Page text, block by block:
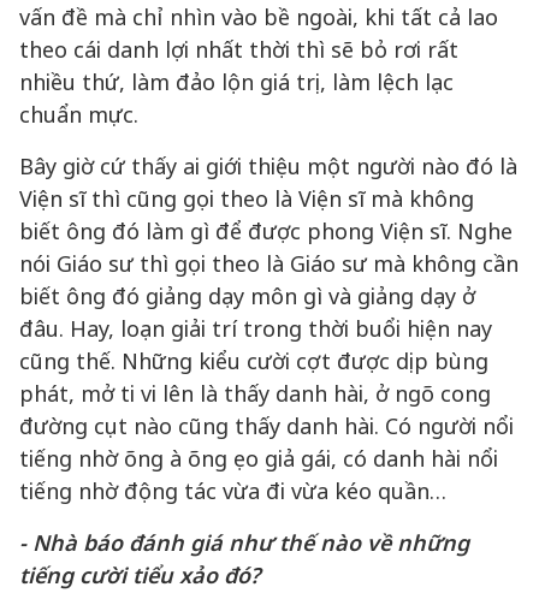
vấn đề mà chỉ nhìn vào bề ngoài, khi tất cả lao
theo cái danh lợi nhất thời thì sẽ bỏ rơi rất
nhiều thứ, làm đảo lộn giá trị, làm lệch lạc
chuẩn mực.
Bây giờ cứ thấy ai giới thiệu một người nào đó là
Viện sĩ thì cũng gọi theo là Viện sĩ mà không
biết ông đó làm gì để được phong Viện sĩ. Nghe
nói Giáo sư thì gọi theo là Giáo sư mà không cần
biết ông đó giảng dạy môn gì và giảng dạy ở
đâu. Hay, loạn giải trí trong thời buổi hiện nay
cũng thế. Những kiểu cười cợt được dịp bùng
phát, mở ti vi lên là thấy danh hài, ở ngõ cong
đường cụt nào cũng thấy danh hài. Có người nổi
tiếng nhờ õng à õng ẹo giả gái, có danh hài nổi
tiếng nhờ động tác vừa đi vừa kéo quần…
- Nhà báo đánh giá như thế nào về những
tiếng cười tiểu xảo đó?